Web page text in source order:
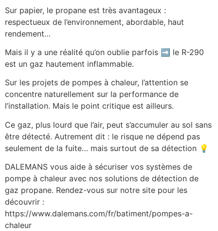
Sur papier, le propane est très avantageux :
respectueux de l’environnement, abordable, haut
rendement…
Mais il y a une réalité qu’on oublie parfois ➡️ le R-290
est un gaz hautement inflammable.
Sur les projets de pompes à chaleur, l’attention se
concentre naturellement sur la performance de
l’installation. Mais le point critique est ailleurs.
Ce gaz, plus lourd que l’air, peut s’accumuler au sol sans
être détecté. Autrement dit : le risque ne dépend pas
seulement de la fuite… mais surtout de sa détection 💡
DALEMANS vous aide à sécuriser vos systèmes de
pompe à chaleur avec nos solutions de détection de
gaz propane. Rendez-vous sur notre site pour les
découvrir :
https://www.dalemans.com/fr/batiment/pompes-a-
chaleur